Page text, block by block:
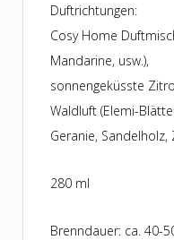
Duftrichtungen:
Cosy Home
Mandarine, usw.),
sonnengeküsste
Waldluft (Elemi-
Geranie, Sandelholz,
280 ml
Brenndauer: ca. 40-